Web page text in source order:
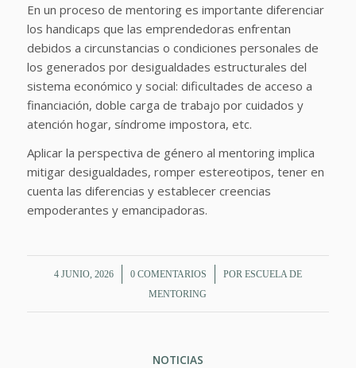
En un proceso de mentoring es importante diferenciar
los handicaps que las emprendedoras enfrentan
debidos a circunstancias o condiciones personales de
los generados por desigualdades estructurales del
sistema económico y social: dificultades de acceso a
financiación, doble carga de trabajo por cuidados y
atención hogar, síndrome impostora, etc.
Aplicar la perspectiva de género al mentoring implica
mitigar desigualdades, romper estereotipos, tener en
cuenta las diferencias y establecer creencias
empoderantes y emancipadoras.
4 JUNIO, 2026
/ 0 COMENTARIOS
/ POR ESCUELA DE
MENTORING
NOTICIAS